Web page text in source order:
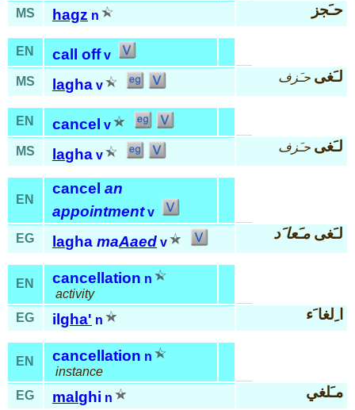
MS
hagz n حـَجز
EN call off v
MS
lagha v
لـَغى حـَزف
EN cancel v
MS
lagha v
لـَغى حـَزف
EN
cancel an
appointment v
EG
lagha maAaed v
لـَغىمـَعا َد
EN cancellation n
activity
EG
il gha' n ا ِلغا َء
EN cancellation n
instance
EG
mal ghi n مـَلغي